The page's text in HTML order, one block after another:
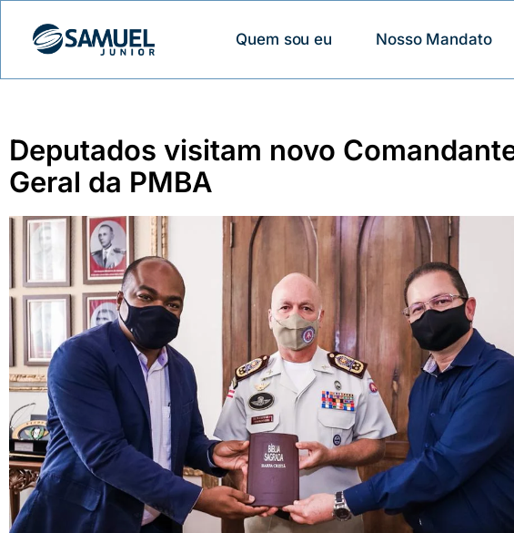
Quem sou eu Nosso Mandato
Deputados visitam novo
Geral da PMBA